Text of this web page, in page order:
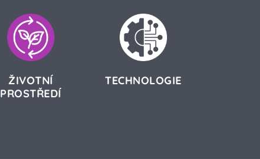
ŽIVOTNÍ
PROSTŘEDÍ
TECHNOLOGIE